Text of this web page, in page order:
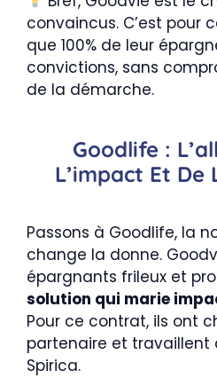
convaincus. C’est pour
que 100% de leur
convictions, sans
de la démarche.
Goodlife :
L’impact Et De
Passons à Goodlife, la
change la donne.
épargnants frileux et
solution qui marie
Pour ce contrat, ils ont
partenaire et travaillent
Spirica.